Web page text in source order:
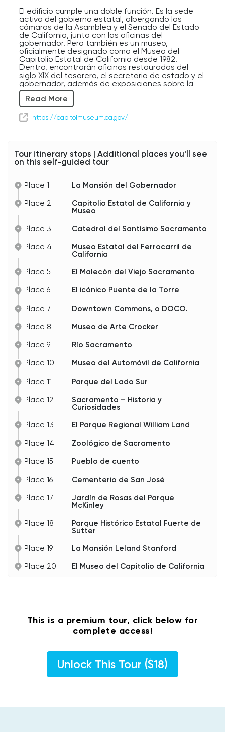
El edificio cumple una doble función. Es la sede
activa del gobierno estatal, albergando las
cámaras de la Asamblea y el Senado del Estado
de California, junto con las oficinas del
gobernador. Pero también es un museo,
oficialmente designado como el Museo del
Capitolio Estatal de California desde 1982.
Dentro, encontrarán oficinas restauradas del
siglo XIX del tesorero, el secretario de estado y el
gobernador, además de exposiciones sobre la
historia política de California, símbolos estatales
y muestras de arte temporales.
El Parque del Capitolio que lo rodea abarca 40
acres, lleno de monumentos, memoriales y
estallido de color cada primavera.
oportunidad perfecta para una foto de este
edificio, enmarcado en toda su grandeza, una
Sacramento.
Read More
https://capitolmuseum.ca.gov/
Tour itinerary stops | Additional places you'll see
on this self-guided tour
Place 1 La Mansión del Gobernador
Place 2
Capitolio Estatal de California y
Museo
Place 3
Catedral del Santísimo Sacramento
Place 4
Museo Estatal del Ferrocarril de
California
Place 5
El Malecón del Viejo Sacramento
Place 6 El icónico Puente de la Torre
Place 7 Downtown Commons, o DOCO.
Place 8 Museo de Arte Crocker
Place 9 Río Sacramento
Place 10 Museo del Automóvil de California
Place 11 Parque del Lado Sur
Place 12
Sacramento – Historia y
Curiosidades
Place 13
El Parque Regional William Land
Place 14 Zoológico de Sacramento
Place 15 Pueblo de cuento
Place 16 Cementerio de San José
Place 17
Jardín de Rosas del Parque
McKinley
Place 18
Parque Histórico Estatal Fuerte de
Sutter
Place 19
La Mansión Leland Stanford
Place 20 El Museo del Capitolio de California
This is a premium tour, click below for
complete access!
Unlock This Tour ($18)